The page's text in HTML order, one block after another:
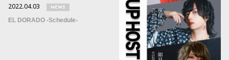
2022.04.03 NEWS
EL DORADO -Schedule-